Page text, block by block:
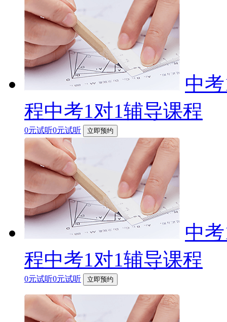
中
程中考1对1辅导课程
0元试听0元试听 立即预约
中
程中考1对1辅导课程
0元试听0元试听 立即预约